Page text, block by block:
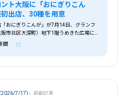
ト大阪に「おにぎりこん
出店、30種を用意
おにぎりこんが」が7月14日、グランフ
市北区大深町）地下1階うめきた広場にオ
聞
7/17) 」掲載記事